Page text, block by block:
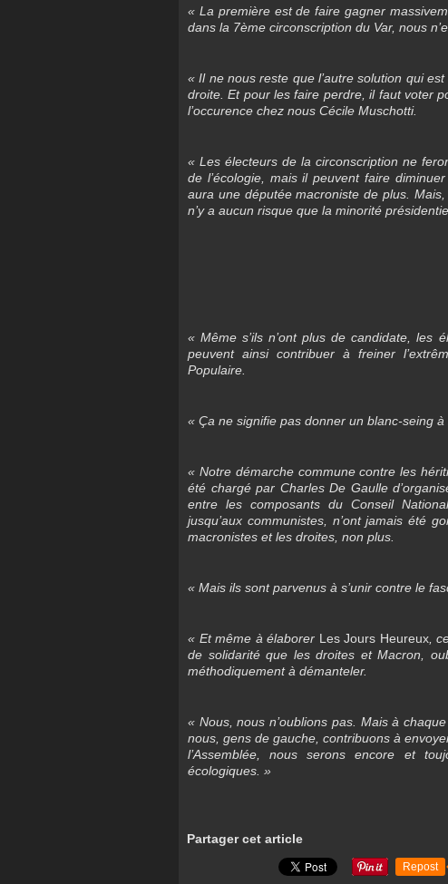
« La première est de faire gagner
dans la 7ème circonscription du Var, nous
« Il ne nous reste que l’autre solution qui
droite. Et pour les faire perdre, il faut voter
l’occurence chez nous Cécile Muschotti.
« Les électeurs de la circonscription ne
de l’écologie, mais il peuvent faire
aura une députée macroniste de plus.
n’y a aucun risque que la minorité
« Même s’ils n’ont plus de candidate, les
peuvent ainsi contribuer à freiner
Populaire.
« Ça ne signifie pas donner un blanc-seing
« Notre démarche commune contre les
été chargé par Charles De Gaulle
entre les composants du Conseil
jusqu’aux communistes, n’ont jamais été
macronistes et les droites, non plus.
« Mais ils sont parvenus à s’unir contre le
« Et même à élaborer Les Jours Heureux,
de solidarité que les droites et Macron,
méthodiquement à démanteler.
« Nous, nous n’oublions pas. Mais à
nous, gens de gauche, contribuons à
l’Assemblée, nous serons encore et
écologiques. »
Partager cet article
Repost